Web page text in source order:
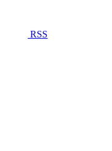
RSS